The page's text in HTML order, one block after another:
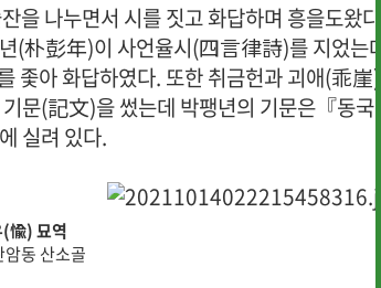
을 나누면서 시를 짓고 화답하며 흥을도왔
(朴彭年)이 사언율시(四言律詩)를 지었는
좇아 화답하였다. 또한 취금헌과 괴애(乖崖
문(記文)을 썼는데 박팽년의 기문은『동국
실려 있다.
愉) 묘역
동 산소골